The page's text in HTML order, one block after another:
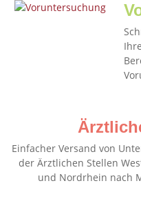
Einfacher Versand von
der Ärztlichen Stellen
und Nordrhein nach